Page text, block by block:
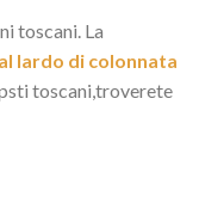
toscani. La
lardo di colonnata
toscani,troverete